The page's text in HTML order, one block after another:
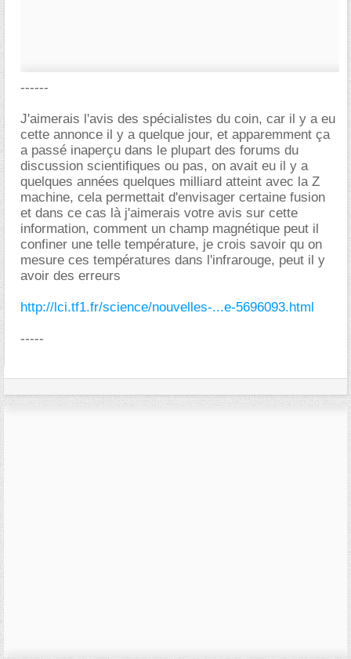
------
J'aimerais l'avis des spécialistes du coin, car il y a eu
cette annonce il y a quelque jour, et apparemment ça
a passé inaperçu dans le plupart des forums du
discussion scientifiques ou pas, on avait eu il y a
quelques années quelques milliard atteint avec la Z
machine, cela permettait d'envisager certaine fusion
et dans ce cas là j'aimerais votre avis sur cette
information, comment un champ magnétique peut il
confiner une telle température, je crois savoir qu on
mesure ces températures dans l'infrarouge, peut il y
avoir des erreurs
http://lci.tf1.fr/science/nouvelles-...e-5696093.html
-----